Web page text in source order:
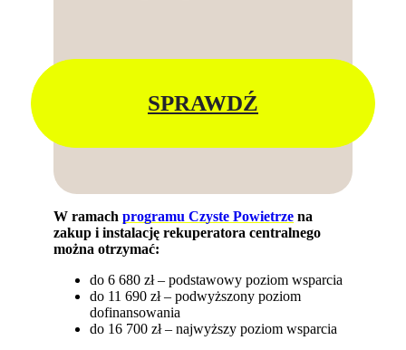
SPRAWDŹ
W ramachprogramu Czyste Powietrze na
zakup i instalację rekuperatora centralnego
można otrzymać:
do 6 680 zł – podstawowy poziom wsparcia
do 11 690 zł – podwyższony poziom
dofinansowania
do 16 700 zł – najwyższy poziom wsparcia